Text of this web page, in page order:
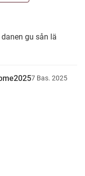
gu sån lä
7 Bas. 2025